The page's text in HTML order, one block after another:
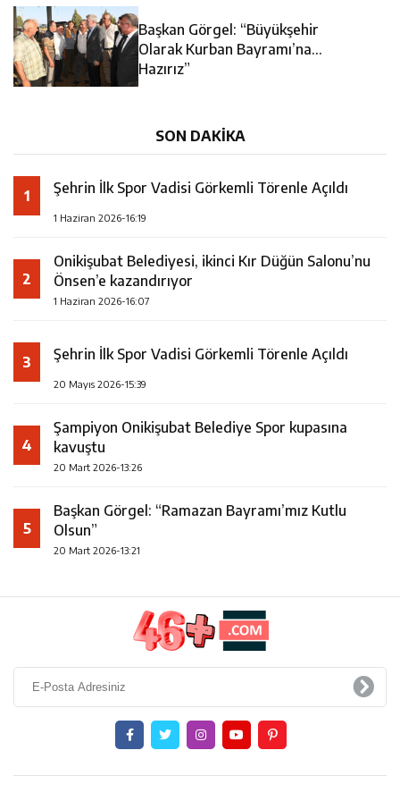
13:28 Yedi Güzel Adam Kütüphanesi ve Deneyim Müzesi
16:19 Şehrin İlk Spor Vadisi Görkemli Törenle Açıldı
Başkan Görgel: “Büyükşehir
Olarak Kurban Bayramı’na
Hazırız”
SON DAKİKA
1 Şehrin İlk Spor Vadisi Görkemli Törenle Açıldı
1 Haziran 2026-16:19
2
Onikişubat Belediyesi, ikinci Kır Düğün Salonu’nu
Önsen’e kazandırıyor
1 Haziran 2026-16:07
3 Şehrin İlk Spor Vadisi Görkemli Törenle Açıldı
20 Mayıs 2026-15:39
4
Şampiyon Onikişubat Belediye Spor kupasına
kavuştu
20 Mart 2026-13:26
5
Başkan Görgel: “Ramazan Bayramı’mız Kutlu
Olsun”
20 Mart 2026-13:21